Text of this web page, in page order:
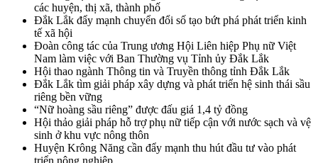
các huyện, thị xã, thành phố
Đắk Lắk đẩy mạnh chuyển đổi số tạo bứt phá phát triển kinh
tế xã hội
Đoàn công tác của Trung ương Hội Liên hiệp Phụ nữ Việt
Nam làm việc với Ban Thường vụ Tỉnh ủy Đắk Lắk
Hội thao ngành Thông tin và Truyền thông tỉnh Đắk Lắk
Đắk Lắk tìm giải pháp xây dựng và phát triển hệ sinh thái sầu
riêng bền vững
“Nữ hoàng sầu riêng” được đấu giá 1,4 tỷ đồng
Hội thảo giải pháp hỗ trợ phụ nữ tiếp cận với nước sạch và vệ
sinh ở khu vực nông thôn
Huyện Krông Năng cần đẩy mạnh thu hút đầu tư vào phát